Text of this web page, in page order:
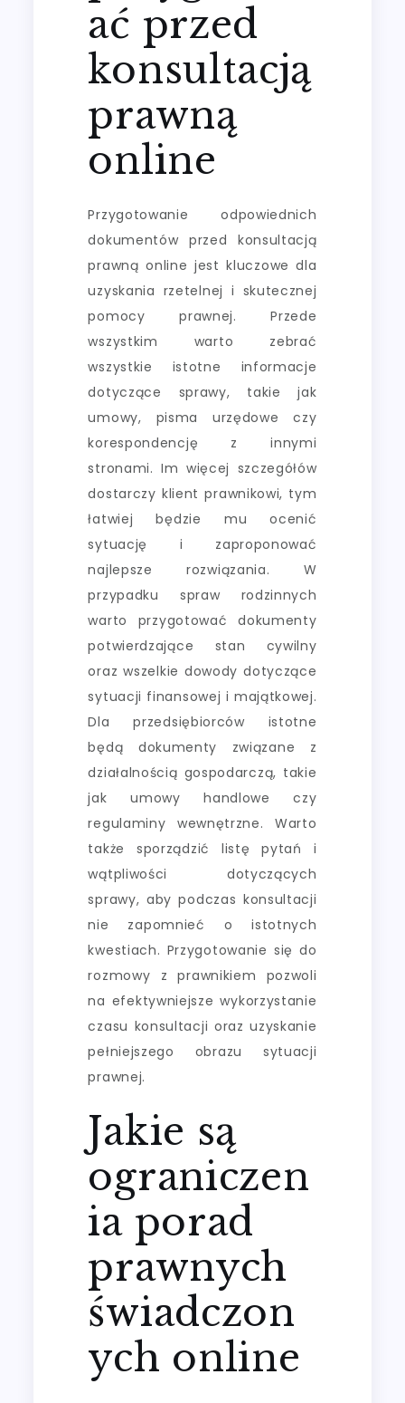
ać przed
konsultacją
prawną
online
Przygotowanie odpowiednich
dokumentów przed konsultacją
prawną online jest kluczowe dla
uzyskania rzetelnej i skutecznej
pomocy prawnej. Przede
wszystkim warto zebrać
wszystkie istotne informacje
dotyczące sprawy, takie jak
umowy, pisma urzędowe czy
korespondencję z innymi
stronami. Im więcej szczegółów
dostarczy klient prawnikowi, tym
łatwiej będzie mu ocenić
sytuację i zaproponować
najlepsze rozwiązania. W
przypadku spraw rodzinnych
warto przygotować dokumenty
potwierdzające stan cywilny
oraz wszelkie dowody dotyczące
sytuacji finansowej i majątkowej.
Dla przedsiębiorców istotne
będą dokumenty związane z
działalnością gospodarczą, takie
jak umowy handlowe czy
regulaminy wewnętrzne. Warto
także sporządzić listę pytań i
wątpliwości dotyczących
sprawy, aby podczas konsultacji
nie zapomnieć o istotnych
kwestiach. Przygotowanie się do
rozmowy z prawnikiem pozwoli
na efektywniejsze wykorzystanie
czasu konsultacji oraz uzyskanie
pełniejszego obrazu sytuacji
prawnej.
Jakie są
ograniczen
ia porad
prawnych
świadczon
ych online